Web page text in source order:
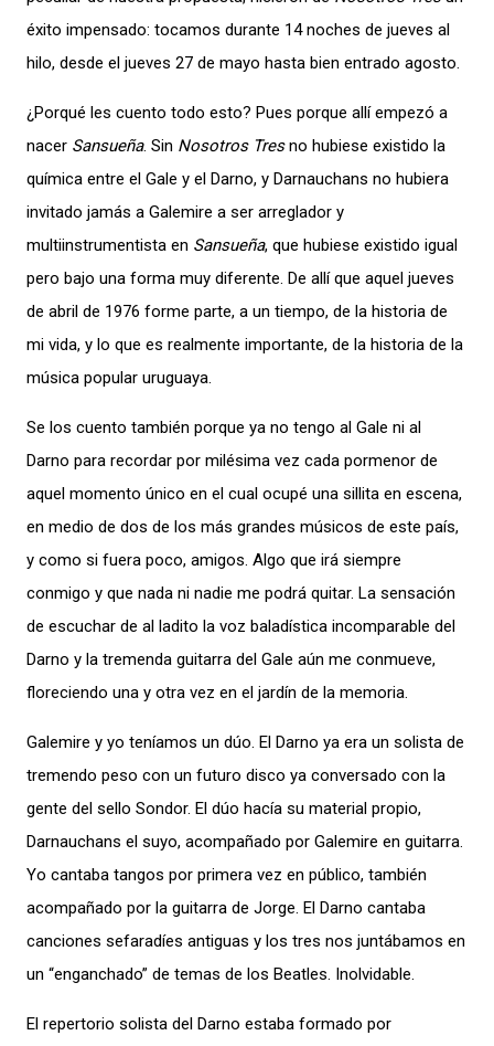
éxito impensado: tocamos durante 14 noches de jueves al
hilo, desde el jueves 27 de mayo hasta bien entrado agosto.
¿Porqué les cuento todo esto? Pues porque allí empezó a
nacer Sansueña. Sin Nosotros Tresno hubiese existido la
química entre el Gale y el Darno, y Darnauchans no hubiera
invitado jamás a Galemire a ser arreglador y
multiinstrumentista en Sansueña, que hubiese existido igual
pero bajo una forma muy diferente. De allí que aquel jueves
de abril de 1976 forme parte, a un tiempo, de la historia de
mi vida, y lo que es realmente importante, de la historia de la
música popular uruguaya.
Se los cuento también porque ya no tengo al Gale ni al
Darno para recordar por milésima vez cada pormenor de
aquel momento único en el cual ocupé una sillita en escena,
en medio de dos de los más grandes músicos de este país,
y como si fuera poco, amigos. Algo que irá siempre
conmigo y que nada ni nadie me podrá quitar. La sensación
de escuchar de al ladito la voz baladística incomparable del
Darno y la tremenda guitarra del Gale aún me conmueve,
floreciendo una y otra vez en el jardín de la memoria.
Galemire y yo teníamos un dúo. El Darno ya era un solista de
tremendo peso con un futuro disco ya conversado con la
gente del sello Sondor. El dúo hacía su material propio,
Darnauchans el suyo, acompañado por Galemire en guitarra.
Yo cantaba tangos por primera vez en público, también
acompañado por la guitarra de Jorge. El Darno cantaba
canciones sefaradíes antiguas y los tres nos juntábamos en
un “enganchado” de temas de los Beatles. Inolvidable.
El repertorio solista del Darno estaba formado por